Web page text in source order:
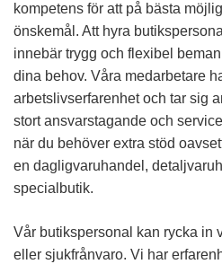
kompetens för att på bästa
önskemål. Att hyra
innebär trygg och flexibel
dina behov. Våra medarbetare
arbetslivserfarenhet och tar sig
stort ansvarstagande och
när du behöver extra stöd
en dagligvaruhandel,
specialbutik.
Vår butikspersonal kan rycka in
eller sjukfrånvaro. Vi har